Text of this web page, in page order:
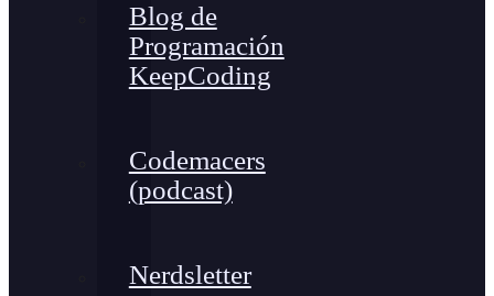
Blog de
Programación
KeepCoding
Codemacers
(podcast)
Nerdsletter